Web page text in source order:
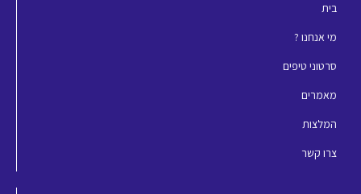
בית
מי אנחנו ?
סרטוני טיפים
מאמרים
המלצות
צרו קשר